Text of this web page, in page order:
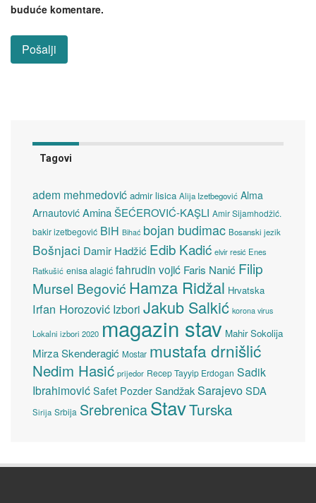
buduće komentare.
Tagovi
adem mehmedović admir lisica Alija Izetbegović Alma
Arnautović Amina ŠEĆEROVIĆ-KAŞLI Amir Sijamhodžić.
bakir izetbegović BiH Bihać bojan budimac Bosanski jezik
Bošnjaci Damir Hadžić Edib Kadić elvir resić Enes
Ratkušić enisa alagić fahrudin vojić Faris Nanić Filip
Mursel Begović Hamza Ridžal Hrvatska
Irfan Horozović Izbori Jakub Salkić korona virus
Lokalni izbori 2020 magazin stav Mahir Sokolija
Mirza Skenderagić Mostar mustafa drnišlić
Nedim Hasić prijedor Recep Tayyip Erdogan Sadik
Ibrahimović Safet Pozder SandžakSarajevoSDA
Sirija Srbija SrebrenicaStavTurska